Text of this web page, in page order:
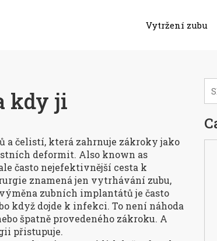
Vytržení zubu
kdy ji
a čelistí, která zahrnuje zákroky jako
deformit. Also known as
často nejefektivnější cesta k
znamená jen vytrhávání zubu,
zubních implantátů je často
když dojde k infekci. To není náhoda
špatně provedeného zákroku. A
přistupuje.